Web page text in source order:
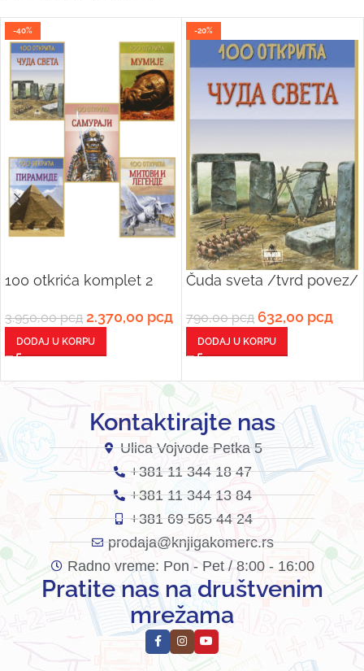
-40%
100 otkrića komplet 2
3.950,00рсд 2.370,00 рсд
DODAJ U KORPU
-20%
Čuda sveta /tvrd povez/
790,00рсд 632,00 рсд
DODAJ U KORPU
Kontaktirajte nas
Ulica Vojvode Petka 5
+381 11 344 18 47
+381 11 344 13 84
+381 69 565 44 24
prodaja@knjigakomerc.rs
Radno vreme: Pon - Pet / 8:00 - 16:00
Pratite nas na društvenim
mrežama